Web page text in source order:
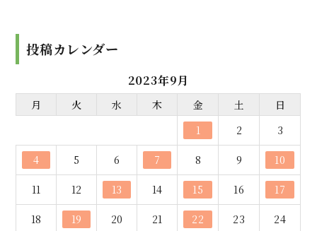
投稿カレンダー
2023年9月
月 火 水 木 金 土
日
1
2 3
4 5 6 7 8 9 10
11 12 13 14 15 16 17
18 19 20 21 22 23 24